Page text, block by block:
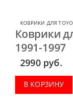
КОВРИКИ ДЛЯ
Коврики
1991-1997
2990 руб.
В КОРЗИНУ